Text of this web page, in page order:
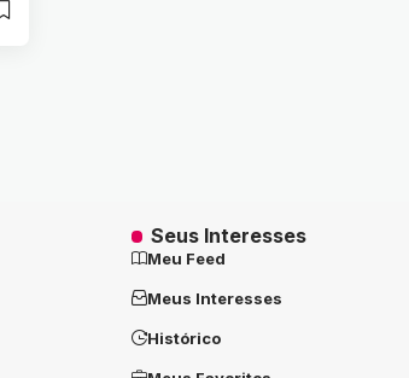
Seus Interesses
Meu Feed
Meus Interesses
Histórico